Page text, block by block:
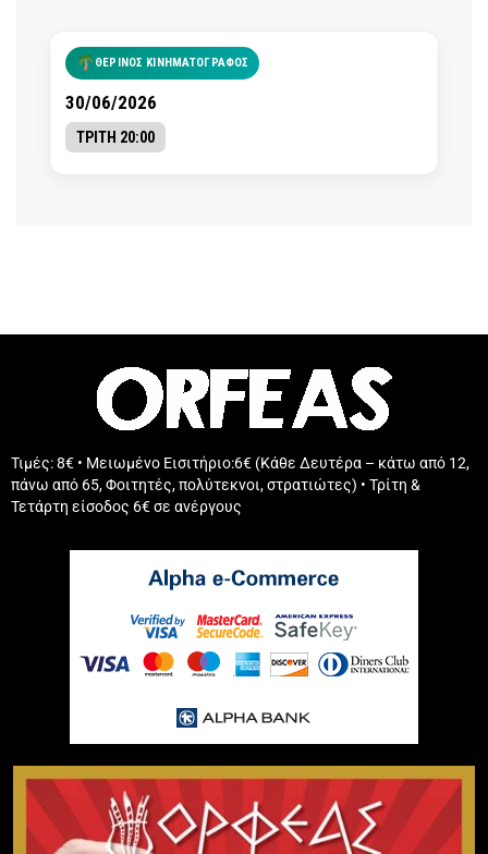
ΘΕΡΙΝΟΣ ΚΙΝΗΜΑΤΟΓΡΑΦΟΣ
30/06/2026
ΤΡΙΤΗ 20:00
Τιμές: 8€ • Μειωμένο Εισιτήριο:6€ (Κάθε Δευτέρα – κάτω από 12,
πάνω από 65, Φοιτητές, πολύτεκνοι, στρατιώτες) • Τρίτη &
Τετάρτη είσοδος 6€ σε ανέργους